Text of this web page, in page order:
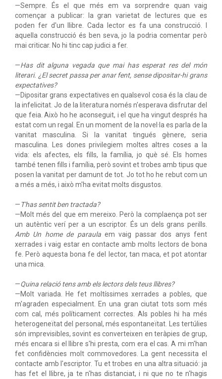
—Sempre. És el que més em va sorprendre quan vaig
començar a publicar: la gran varietat de lectures que es
poden fer d'un llibre. Cada lector es fa una construcció. I
aquella construcció és ben seva, jo la podria comentar però
mai criticar. No hi tinc cap judici a fer.
—Has dit alguna vegada que mai has esperat res del món
literari. ¿El secret passa per anar fent, sense dipositar-hi grans
expectatives?
—Dipositar grans expectatives en qualsevol cosa és la clau de
la infelicitat. Jo de la literatura només n'esperava disfrutar del
que feia. Això ho he aconseguit, i el que ha vingut després ha
estat com un regal. En un moment de la novel·la es parla de la
vanitat masculina. Si la vanitat tingués gènere, seria
masculina. Les dones privilegiem moltes altres coses a la
vida: els afectes, els fills, la família, jo què sé. Els homes
també tenen fills i família, però sovint et trobes amb tipus que
posen la vanitat per damunt de tot. Jo tot ho he rebut com un
a més a més, i això m'ha evitat molts disgustos.
—T'has sentit ben tractada?
—Molt més del que em mereixo. Però la complaença pot ser
un autèntic verí per a un escriptor. És un dels grans perills.
Amb Un home de paraulaem vaig passar dos anys fent
xerrades i vaig estar en contacte amb molts lectors de bona
fe. Però aquesta bona fe del lector, tan maca, et pot atontar
una mica.
—Quina relació tens amb els lectors dels teus llibres?
—Molt variada. He fet moltíssimes xerrades a pobles, que
m'agraden especialment. En una gran ciutat tots som més
com cal, més políticament correctes. Als pobles hi ha més
heterogeneïtat del personal, més espontaneïtat. Les tertúlies
són imprevisibles, sovint es converteixen en teràpies de grup,
més encara si el llibre s'hi presta, com era el cas. A mi m'han
fet confidències molt commovedores. La gent necessita el
contacte amb l'escriptor. Tu et trobes en una altra situació: ja
has fet el llibre, ja te n'has distanciat, i ni que no te n'hagis